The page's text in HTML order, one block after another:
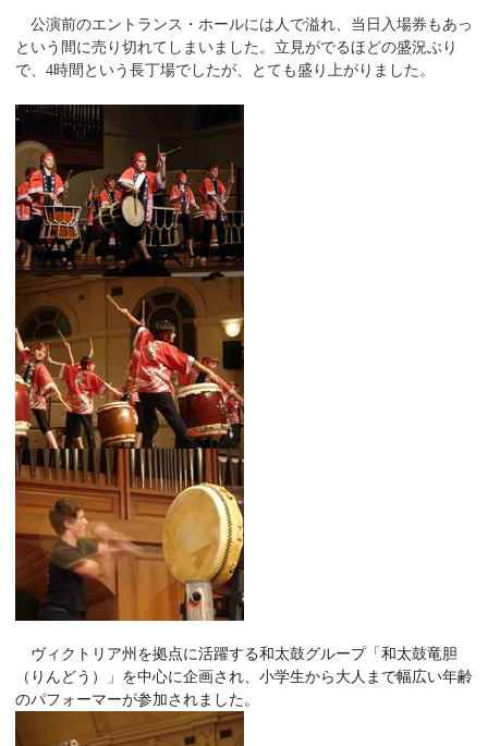
公演前のエントランス・ホールには人で溢れ、当日入場券もあっ
という間に売り切れてしまいました。立見がでるほどの盛況ぶり
で、4時間という長丁場でしたが、とても盛り上がりました。
ヴィクトリア州を拠点に活躍する和太鼓グループ「和太鼓竜胆
（りんどう）」を中心に企画され、小学生から大人まで幅広い年齢
のパフォーマーが参加されました。